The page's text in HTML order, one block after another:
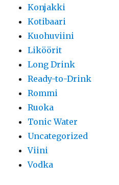
Konjakki
Kotibaari
Kuohuviini
Liköörit
Long Drink
Ready-to-Drink
Rommi
Ruoka
Tonic Water
Uncategorized
Viini
Vodka